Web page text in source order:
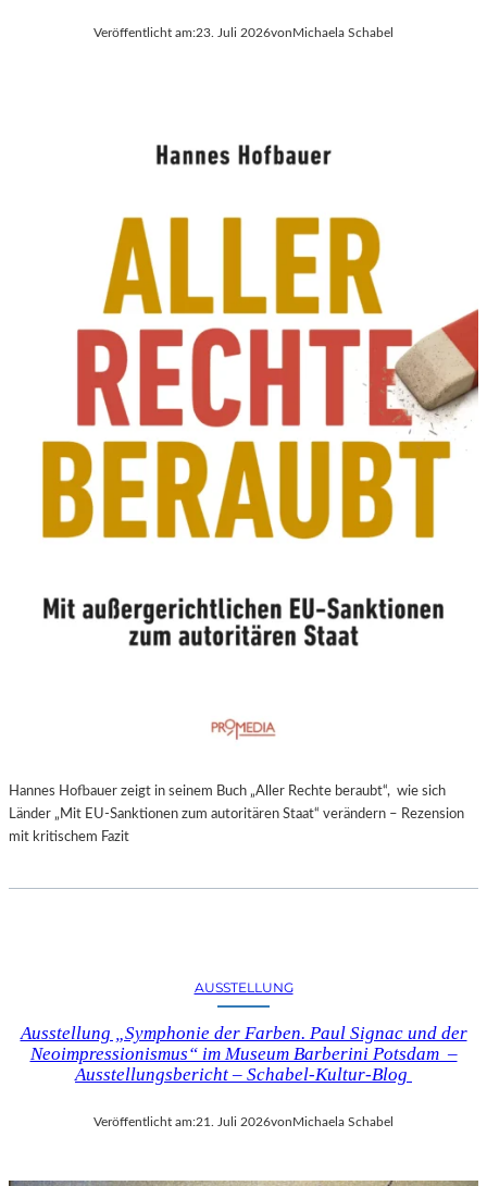
Veröffentlicht am:23. Juli 2026von Michaela Schabel
Hannes Hofbauer zeigt in seinem Buch „Aller Rechte beraubt“, wie sich
Länder „Mit EU-Sanktionen zum autoritären Staat“ verändern – Rezension
mit kritischem Fazit
AUSSTELLUNG
Ausstellung „Symphonie der Farben. Paul Signac und der
Neoimpressionismus“ im Museum Barberini Potsdam –
Ausstellungsbericht – Schabel-Kultur-Blog
Veröffentlicht am:21. Juli 2026von Michaela Schabel